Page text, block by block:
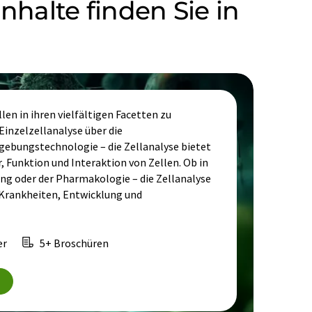
finden Sie in
in ihren vielfältigen Facetten zu
über die
– die Zellanalyse bietet
Funktion und Interaktion von Zellen. Ob in
oder der Pharmakologie – die Zellanalyse
Entwicklung und
5+ Broschüren